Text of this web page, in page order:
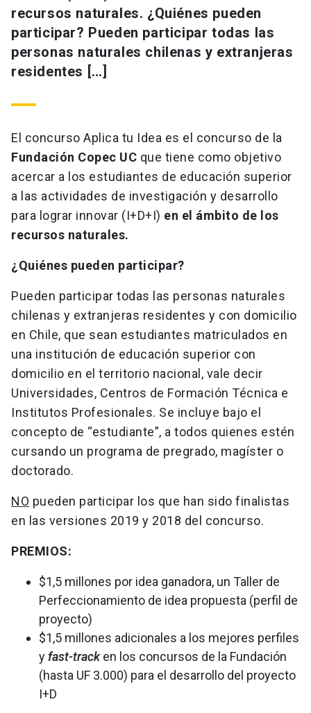
recursos naturales. ¿Quiénes pueden
participar? Pueden participar todas las
personas naturales chilenas y extranjeras
residentes […]
El concurso Aplica tu Idea es el concurso de la
Fundación Copec UC que tiene como objetivo
acercar a los estudiantes de educación superior
a las actividades de investigación y desarrollo
para lograr innovar (I+D+I) en el ámbito de los
recursos naturales.
¿Quiénes pueden participar?
Pueden participar todas las personas naturales
chilenas y extranjeras residentes y con domicilio
en Chile, que sean estudiantes matriculados en
una institución de educación superior con
domicilio en el territorio nacional, vale decir
Universidades, Centros de Formación Técnica e
Institutos Profesionales. Se incluye bajo el
concepto de “estudiante”, a todos quienes estén
cursando un programa de pregrado, magíster o
doctorado.
NO pueden participar los que han sido finalistas
en las versiones 2019 y 2018 del concurso.
PREMIOS:
$1,5 millones por idea ganadora, un Taller de
Perfeccionamiento de idea propuesta (perfil de
proyecto)
$1,5 millones adicionales a los mejores perfiles
y fast-tracken los concursos de la Fundación
(hasta UF 3.000) para el desarrollo del proyecto
I+D